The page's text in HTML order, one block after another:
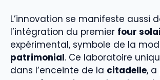
L’innovation se manifeste aussi
l’intégration du premier four
expérimental, symbole de la
patrimonial. Ce laboratoire
dans l’enceinte de la citadelle, a